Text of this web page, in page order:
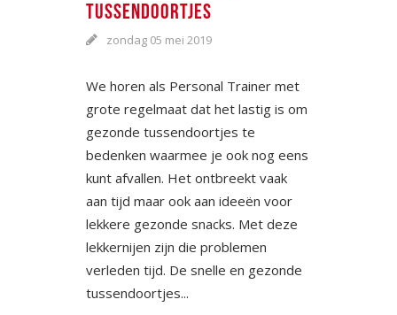
TUSSENDOORTJES
zondag 05 mei 2019
We horen als Personal Trainer met
grote regelmaat dat het lastig is om
gezonde tussendoortjes te
bedenken waarmee je ook nog eens
kunt afvallen. Het ontbreekt vaak
aan tijd maar ook aan ideeën voor
lekkere gezonde snacks. Met deze
lekkernijen zijn die problemen
verleden tijd. De snelle en gezonde
tussendoortjes...